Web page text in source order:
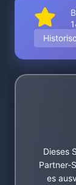
Dieses
Partner-
es